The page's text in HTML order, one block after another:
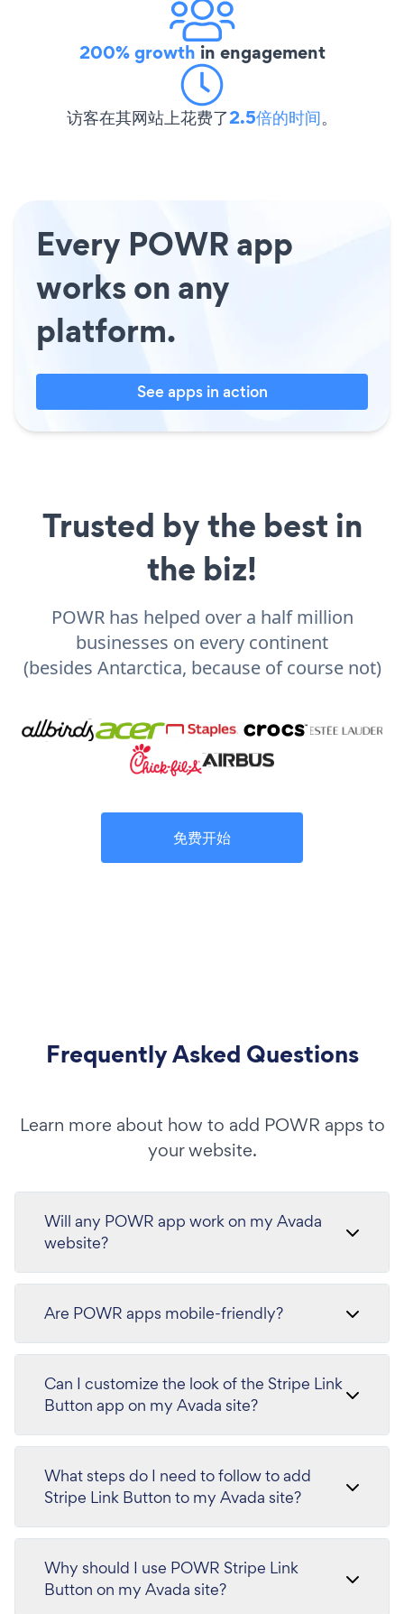
200% growth in engagement
访客在其网站上花费了2.5倍的时间。
Every POWR app
works on any
platform.
See apps in action
Trusted by the best in
the biz!
POWR has helped over a half million
businesses on every continent
(besides Antarctica, because of course not)
免费开始
Frequently Asked Questions
Learn more about how to add POWR apps to
your website.
Will any POWR app work on my Avada
website?
Are POWR apps mobile-friendly?
Can I customize the look of the Stripe Link
Button app on my Avada site?
What steps do I need to follow to add
Stripe Link Button to my Avada site?
Why should I use POWR Stripe Link
Button on my Avada site?